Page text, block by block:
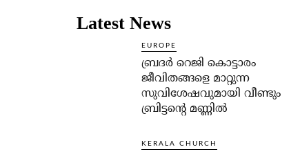
Latest News
EUROPE
ബ്രദർ റെജി കൊട്ടാരം
ജീവിതങ്ങളെ മാറ്റുന്ന
സുവിശേഷവുമായി വീണ്ടും
ബ്രിട്ടന്റെ മണ്ണിൽ
KERALA CHURCH